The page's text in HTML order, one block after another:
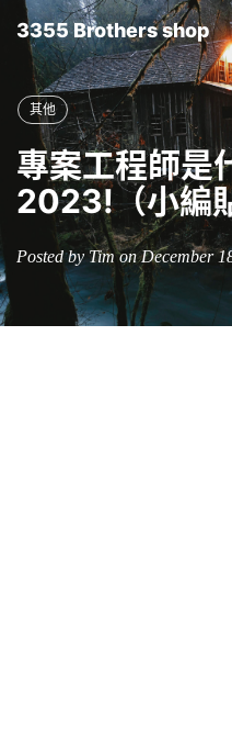
3355 Brothers shop
其他
專案工程師是
2023!（小編
Posted by Tim on December